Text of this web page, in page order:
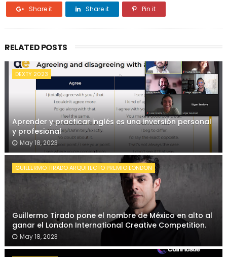
Share it Share it Pin it
RELATED POSTS
DEXTY 2023
Aprender y practicar inglés es una inversión personal
y profesional
May 18, 2023
GUILLERMO TIRADO ARQUITECTO PREMIO LONDON
Guillermo Tirado pone el nombre de México en alto al
ganar el London International Creative Competition.
May 18, 2023